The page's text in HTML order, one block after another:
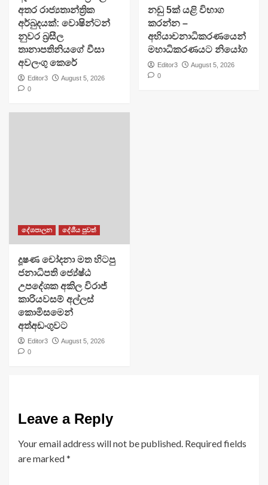
අතර රාජ්‍යතාන්ත්‍රික
අර්බුදයක්: වොෂින්ටන්
නුවර බ්‍රසීල
තානාපතිනියගේ වීසා
අවලංගු කෙරේ
Editor3
August 5, 2026
0
නඩු 5ක් යළි විභාග
කරන්න –
අභියාචනාධිකරණයෙන්
මහාධිකරණයට නියෝග
Editor3
August 5, 2026
0
දේශපාලන දේශීය පුවත්
දූෂණ චෝදනා මත හිටපු
ජනාධිපති ජ්‍යේෂ්ඨ
උපදේශක අකිල විරාජ්
කාරියවසම් අල්ලස්
කොමිසමෙන්
අත්අඩංගුවට
Editor3
August 5, 2026
0
Leave a Reply
Your email address will not be published. Required fields
are marked*